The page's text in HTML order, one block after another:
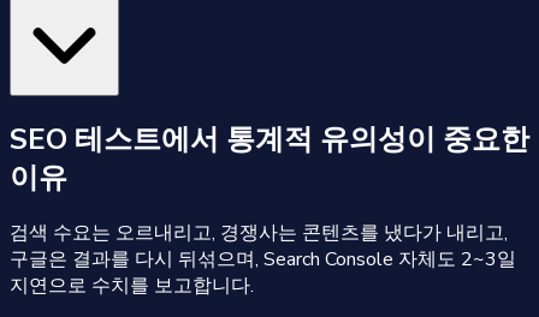
SEO 테스트에서 통계적 유의성이 중요한
이유
검색 수요는 오르내리고, 경쟁사는 콘텐츠를 냈다가 내리고,
구글은 결과를 다시 뒤섞으며, Search Console 자체도 2~3일
지연으로 수치를 보고합니다.